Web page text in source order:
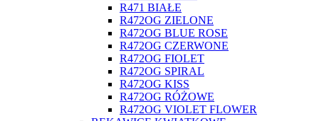
R471 BIAŁE
R472OG ZIELONE
R472OG BLUE ROSE
R472OG CZERWONE
R472OG FIOLET
R472OG SPIRAL
R472OG KISS
R472OG RÓŻOWE
R472OG VIOLET FLOWER